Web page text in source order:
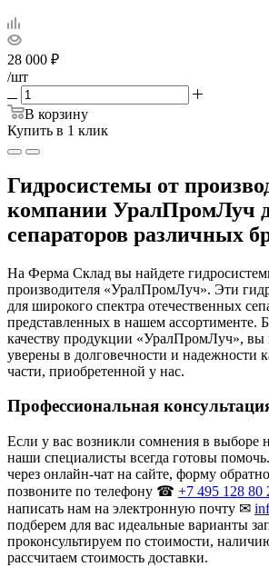
28 000 ₽
/шт
В корзину
Купить в 1 клик
Гидросистемы от
компании УралПромЛуч
сепараторов различных
На Ферма Склад вы найдете
производителя «УралПромЛуч». Эти
для широкого спектра отечественных
представленных в нашем ассортименте.
качеству продукции «УралПромЛуч», вы
уверены в долговечности и надежности
части, приобретенной у нас.
Профессиональная
Если у вас возникли сомнения в выборе
наши специалисты всегда готовы
через онлайн-чат на сайте, форму
позвоните по телефону ☎ +7 495 128 80
написать нам на электронную почту ✉
подберем для вас идеальные варианты
проконсультируем по стоимости,
рассчитаем стоимость доставки.